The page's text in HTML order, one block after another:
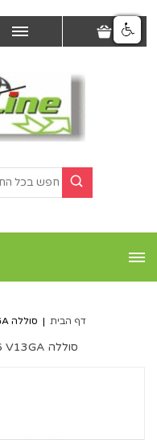
דף הבית | סוללה PANASONIC LR44 AG13 A76 SR66 V13GA
סוללה PANASONIC LR44 AG13 A76 SR66 V13GA